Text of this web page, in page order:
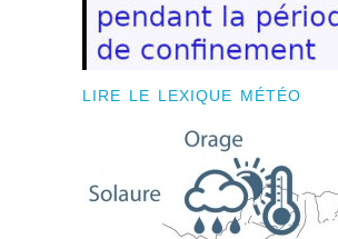
LIRE LE LEXIQUE MÉTÉO